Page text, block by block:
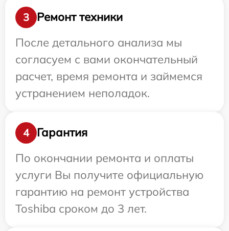
3
Ремонт техники
После детального анализа мы
согласуем с вами окончательный
расчет, время ремонта и займемся
устранением неполадок.
4
Гарантия
По окончании ремонта и оплаты
услуги Вы получите официальную
гарантию на ремонт устройства
Toshiba сроком до 3 лет.